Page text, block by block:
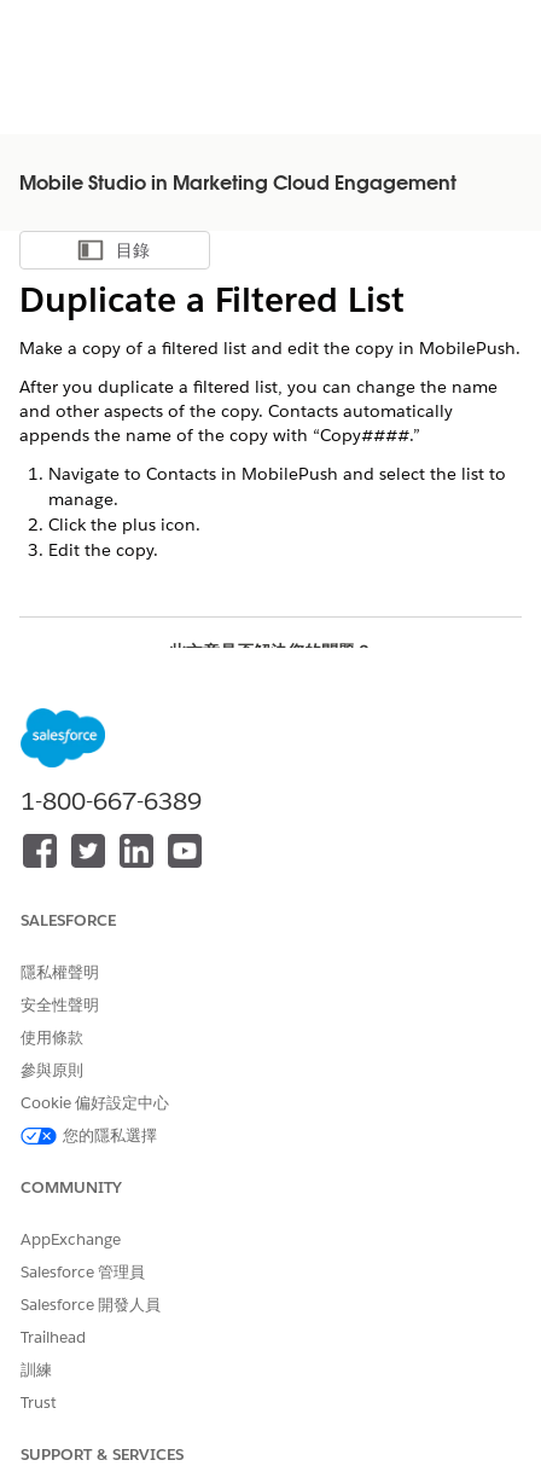
Mobile Studio in Marketing Cloud Engagement
顯示目錄
目錄
Duplicate a Filtered List
Make a copy of a filtered list and edit the copy in MobilePush.
After you duplicate a filtered list, you can change the name
and other aspects of the copy. Contacts automatically
appends the name of the copy with “Copy####.”
Navigate to Contacts in MobilePush and select the list to
manage.
Click the plus icon.
Edit the copy.
此文章是否解決您的問題？
1-800-667-6389
SALESFORCE
隱私權聲明
安全性聲明
使用條款
參與原則
Cookie 偏好設定中心
您的隱私選擇
COMMUNITY
AppExchange
Salesforce 管理員
Salesforce 開發人員
Trailhead
訓練
Trust
SUPPORT & SERVICES